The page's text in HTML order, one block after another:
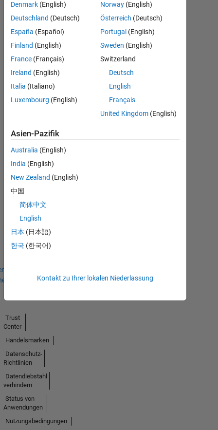
Abzeichen
Lucas's
Abzeichen
Exchange
Abzeichen
Alle
First Submission
01 Nov 2019
Denmark (English)
Deutschland (Deutsch)
España (Español)
Finland (English)
France (Français)
Ireland (English)
Italia (Italiano)
Luxembourg (English)
Norway (English)
Österreich (Deutsch)
Portugal (English)
Sweden (English)
Switzerland
Deutsch
English
Français
United Kingdom (English)
Asien-Pazifik
Australia (English)
India (English)
New Zealand (English)
中国
简体中文
English
日本 (日本語)
한국 (한국어)
Kontakt zu Ihrer lokalen Niederlassung
Trust
Center
Handelsmarken
Datenschutz-
Richtlinien
Datendiebstahl
verhindern
Status von
Anwendungen
Nutzungsbedingungen